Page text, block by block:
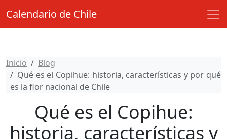
Calendario de Chile
Inicio
Blog
Qué es el Copihue: historia, características y por qué
es la flor nacional de Chile
Qué es el Copihue:
historia, características y